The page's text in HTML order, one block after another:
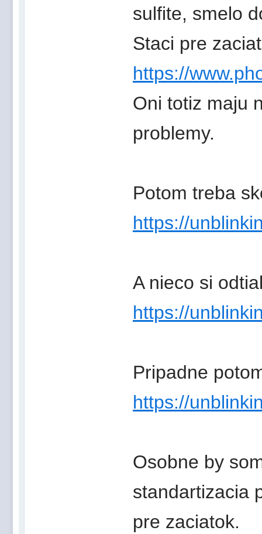
sulfite, smelo
Staci pre
https://
Oni totiz maju
problemy.
Potom treba
https://
A nieco si
https://
Pripadne
https://
Osobne by
standartizacia
pre zaciatok.